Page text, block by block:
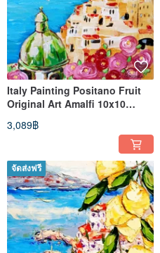
Italy Painting Positano Fruit
Original Art Amalfi 10x10
Coast Impasto Art
3,089฿
จัดส่งฟรี